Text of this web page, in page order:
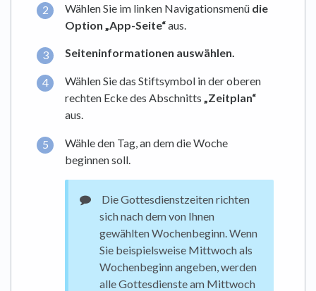
Wählen Sie im linken Navigationsmenü die
Option „App-Seite“aus.
Seiteninformationen auswählen.
Wählen Sie das Stiftsymbol in der oberen
rechten Ecke des Abschnitts „Zeitplan“
aus.
Wähle den Tag, an dem die Woche
beginnen soll.
Die Gottesdienstzeiten richten
sich nach dem von Ihnen
gewählten Wochenbeginn. Wenn
Sie beispielsweise Mittwoch als
Wochenbeginn angeben, werden
alle Gottesdienste am Mittwoch